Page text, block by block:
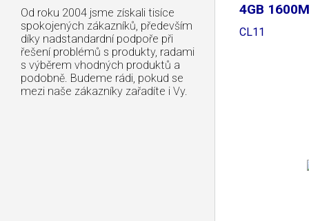
Od roku 2004 jsme získali tisíce
spokojených zákazníků, především
díky nadstandardní podpoře při
řešení problémů s produkty, radami
s výběrem vhodných produktů a
podobně. Budeme rádi, pokud se
mezi naše zákazníky zařadíte i Vy.
4GB
CL11